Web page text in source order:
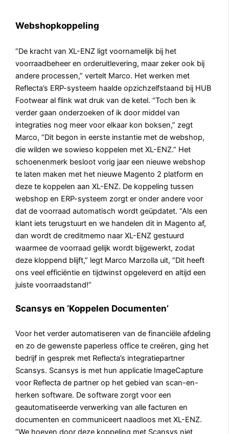
Webshopkoppeling
“De kracht van XL-ENZ ligt voornamelijk bij het
voorraadbeheer en orderuitlevering, maar zeker ook bij
andere processen,” vertelt Marco. Het werken met
Reflecta’s ERP-systeem haalde opzichzelfstaand bij HUB
Footwear al flink wat druk van de ketel. “Toch ben ik
verder gaan onderzoeken of ik door middel van
integraties nog meer voor elkaar kon boksen,” zegt
Marco, “Dit begon in eerste instantie met de webshop,
die wilden we sowieso koppelen met XL-ENZ.” Het
schoenenmerk besloot vorig jaar een nieuwe webshop
te laten maken met het nieuwe Magento 2 platform en
deze te koppelen aan XL-ENZ. De koppeling tussen
webshop en ERP-systeem zorgt er onder andere voor
dat de voorraad automatisch wordt geüpdatet. “Als een
klant iets terugstuurt en we handelen dit in Magento af,
dan wordt de creditmemo naar XL-ENZ gestuurd
waarmee de voorraad gelijk wordt bijgewerkt, zodat
deze kloppend blijft,” legt Marco Marzolla uit, “Dit heeft
ons veel efficiëntie en tijdwinst opgeleverd en altijd een
juiste voorraadstand!”
Scansys en ‘Koppelen Documenten’
Voor het verder automatiseren van de financiële afdeling
en zo de gewenste paperless office te creëren, ging het
bedrijf in gesprek met Reflecta’s integratiepartner
Scansys. Scansys is met hun applicatie ImageCapture
voor Reflecta de partner op het gebied van scan-en-
herken software. De software zorgt voor een
geautomatiseerde verwerking van alle facturen en
documenten en communiceert naadloos met XL-ENZ.
“We hoeven door deze koppeling met Scansys niet